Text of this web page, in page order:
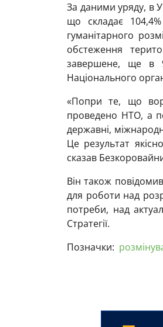
За даними уряду, в
що складає
гуманітарного
обстеження
завершене, ще в
Національного
«Попри те, що
проведено НТО, а
державні,
Це результат
сказав
Він також
для роботи над
потреби, над
Стратегії.
Позначки: